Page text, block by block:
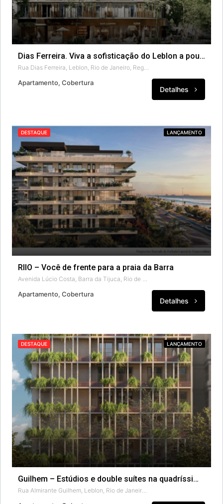
Dias Ferreira. Viva a sofisticação do Leblon a poucos passos da praia.
Rua Dias Ferreira, Leblon, Rio de Janeiro, Região Geográfica Imediata do Rio de Janeiro, Região Metropolitana do Rio de Janeiro, Região Geográfica Intermediária do Rio de Janeiro, Rio de Janeiro, Região Sudeste, 22450-000, Brasil
Apartamento, Cobertura
Detalhes
DESTAQUE LANÇAMENTO
RIIO – Você de frente para a praia da Barra
Avenida Lúcio Costa, Barra da Tijuca, Rio de Janeiro, Região Geográfica Imediata do Rio de Janeiro, Região Metropolitana do Rio de Janeiro, Região Geográfica Intermediária do Rio de Janeiro, Rio de Janeiro, Região Sudeste, 22795-006, Brasil
Apartamento, Cobertura
Detalhes
DESTAQUE LANÇAMENTO
Guilhem – Estúdios e double suítes na quadríssima da praia do Leblon
Rua Almirante Guilhem, Leblon, Rio de Janeiro, Região Geográfica Imediata do Rio de Janeiro, Região Metropolitana do Rio de Janeiro, Região Geográfica Intermediária do Rio de Janeiro, Rio de Janeiro, Região Sudeste, 22440-032, Brasil